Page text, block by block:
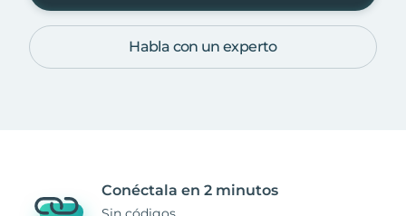
Habla con un experto
Conéctala en 2 minutos